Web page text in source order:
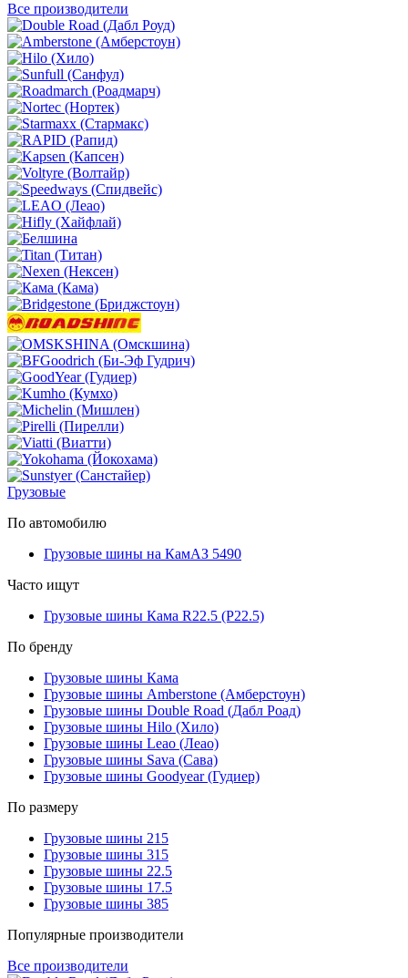
Все производители
Грузовые
По автомобилю
Грузовые шины на КамАЗ 5490
Часто ищут
Грузовые шины Кама R22.5 (Р22.5)
По бренду
Грузовые шины Кама
Грузовые шины Amberstone (Амберстоун)
Грузовые шины Double Road (Дабл Роад)
Грузовые шины Hilo (Хило)
Грузовые шины Leao (Леао)
Грузовые шины Sava (Сава)
Грузовые шины Goodyear (Гудиер)
По размеру
Грузовые шины 215
Грузовые шины 315
Грузовые шины 22.5
Грузовые шины 17.5
Грузовые шины 385
Популярные производители
Все производители